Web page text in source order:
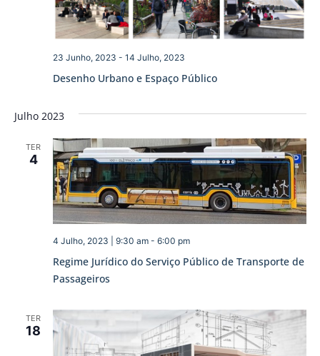
Desenho Urbano e Espaço Público
23 Junho, 2023 - 14 Julho, 2023
Julho 2023
TER
4
Regime Jurídico do Serviço Público de Transporte de
Passageiros
4 Julho, 2023 | 9:30 am- 6:00 pm
TER
18